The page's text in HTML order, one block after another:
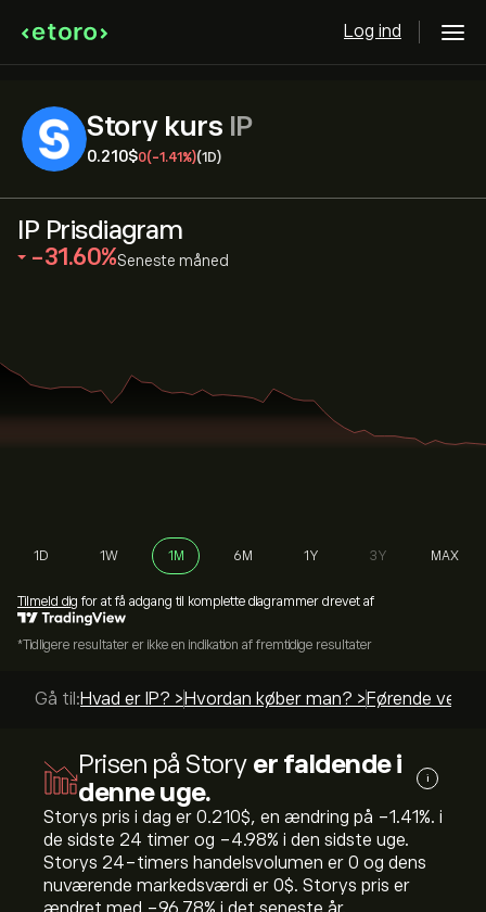
Log ind
Story kurs IP
0.210‎$‎0(-1.41%)(1D)
IP Prisdiagram
‎-31.60‎ Seneste måned
1D 1W 1M 6M 1Y 3Y MAX
Tilmeld dig for at få adgang til komplette diagrammer drevet af
*Tidligere resultater er ikke en indikation af fremtidige resultater
Gå til:Hvad er IP? > Hvordan køber man? > Førende
Prisen på Story er faldende i
denne uge.
i
Storys pris i dag er 0.210‎$‎, en ændring på ‎-1.41‎%. i
de sidste 24 timer og ‎-4.98‎% i den sidste uge.
Storys 24-timers handelsvolumen er 0 og dens
nuværende markedsværdi er 0‎$‎. Storys pris er